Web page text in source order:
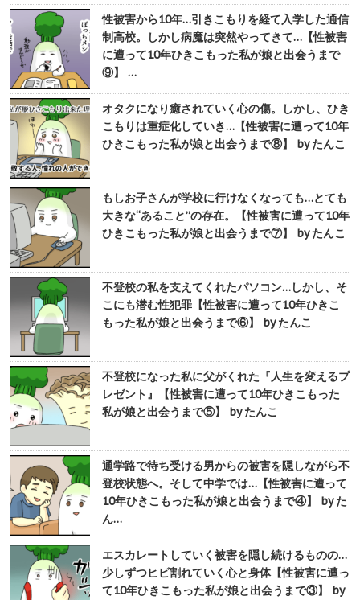
性被害から10年…引きこもりを経て入学した通信
制高校。しかし病魔は突然やってきて…【性被害
に遭って10年ひきこもった私が娘と出会うまで
⑨】 …
オタクになり癒されていく心の傷。しかし、ひき
こもりは重症化していき…【性被害に遭って10年
ひきこもった私が娘と出会うまで⑧】 by たんこ
もしお子さんが学校に行けなくなっても…とても
大きな“あること”の存在。【性被害に遭って10年
ひきこもった私が娘と出会うまで⑦】 by たんこ
不登校の私を支えてくれたパソコン…しかし、そ
こにも潜む性犯罪【性被害に遭って10年ひきこ
もった私が娘と出会うまで⑥】 by たんこ
不登校になった私に父がくれた『人生を変えるプ
レゼント』【性被害に遭って10年ひきこもった
私が娘と出会うまで⑤】 by たんこ
通学路で待ち受ける男からの被害を隠しながら不
登校状態へ。そして中学では…【性被害に遭って
10年ひきこもった私が娘と出会うまで④】 by た
ん…
エスカレートしていく被害を隠し続けるものの…
少しずつヒビ割れていく心と身体【性被害に遭っ
て10年ひきこもった私が娘と出会うまで③】 by